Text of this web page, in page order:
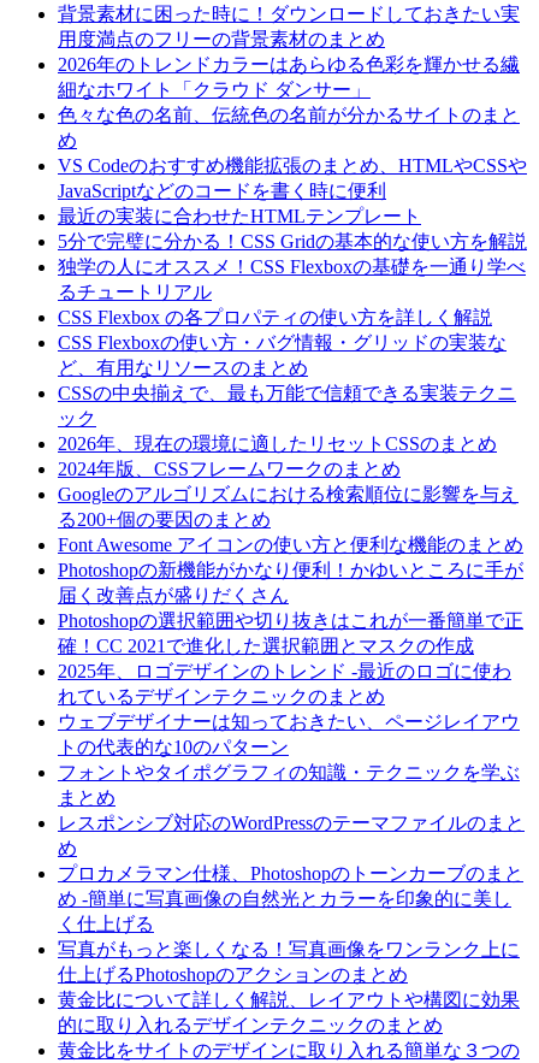
背景素材に困った時に！ダウンロードしておきたい実
用度満点のフリーの背景素材のまとめ
2026年のトレンドカラーはあらゆる色彩を輝かせる繊
細なホワイト「クラウド ダンサー」
色々な色の名前、伝統色の名前が分かるサイトのまと
め
VS Codeのおすすめ機能拡張のまとめ、HTMLやCSSや
JavaScriptなどのコードを書く時に便利
最近の実装に合わせたHTMLテンプレート
5分で完璧に分かる！CSS Gridの基本的な使い方を解説
独学の人にオススメ！CSS Flexboxの基礎を一通り学べ
るチュートリアル
CSS Flexbox の各プロパティの使い方を詳しく解説
CSS Flexboxの使い方・バグ情報・グリッドの実装な
ど、有用なリソースのまとめ
CSSの中央揃えで、最も万能で信頼できる実装テクニ
ック
2026年、現在の環境に適したリセットCSSのまとめ
2024年版、CSSフレームワークのまとめ
Googleのアルゴリズムにおける検索順位に影響を与え
る200+個の要因のまとめ
Font Awesome アイコンの使い方と便利な機能のまとめ
Photoshopの新機能がかなり便利！かゆいところに手が
届く改善点が盛りだくさん
Photoshopの選択範囲や切り抜きはこれが一番簡単で正
確！CC 2021で進化した選択範囲とマスクの作成
2025年、ロゴデザインのトレンド -最近のロゴに使わ
れているデザインテクニックのまとめ
ウェブデザイナーは知っておきたい、ページレイアウ
トの代表的な10のパターン
フォントやタイポグラフィの知識・テクニックを学ぶ
まとめ
レスポンシブ対応のWordPressのテーマファイルのまと
め
プロカメラマン仕様、Photoshopのトーンカーブのまと
め -簡単に写真画像の自然光とカラーを印象的に美し
く仕上げる
写真がもっと楽しくなる！写真画像をワンランク上に
仕上げるPhotoshopのアクションのまとめ
黄金比について詳しく解説、レイアウトや構図に効果
的に取り入れるデザインテクニックのまとめ
黄金比をサイトのデザインに取り入れる簡単な３つの